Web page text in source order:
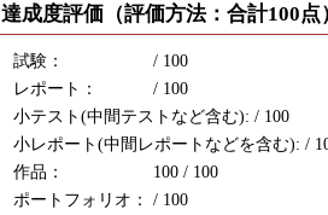
達成度評価（評価方法：合計100点
試験： / 100
レポート： / 100
小テスト(中間テストなど含む): / 100
小レポート(中間レポートなどを含む): /
作品： 100 / 100
ポートフォリオ： / 100